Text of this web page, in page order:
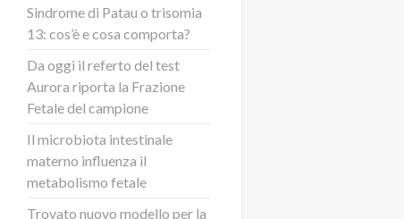
Sindrome di Patau o trisomia
13: cos’è e cosa comporta?
Da oggi il referto del test
Aurora riporta la Frazione
Fetale del campione
Il microbiota intestinale
materno influenza il
metabolismo fetale
Trovato nuovo modello per la